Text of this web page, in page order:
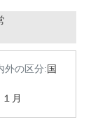
外の区分:国
月